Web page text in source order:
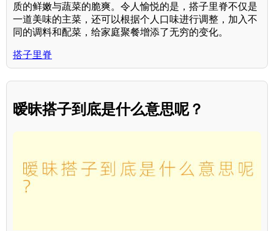
质的鲜嫩与蔬菜的脆爽。令人愉悦的是，搭子里脊不仅是
一道美味的主菜，还可以根据个人口味进行调整，加入不
同的调料和配菜，给家庭聚餐增添了无穷的变化。
搭子里脊
暧昧搭子到底是什么意思呢？